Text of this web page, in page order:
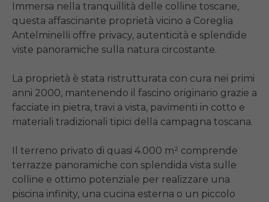
Immersa nella tranquillità delle colline toscane,
questa affascinante proprietà vicino a Coreglia
Antelminelli offre privacy, autenticità e splendide
viste panoramiche sulla natura circostante.
La proprietà è stata ristrutturata con cura nei primi
anni 2000, mantenendo il fascino originario grazie a
facciate in pietra, travi a vista, pavimenti in cotto e
materiali tradizionali tipici della campagna toscana.
Il terreno privato di quasi 4.000 m² comprende
terrazze panoramiche con splendida vista sulle
colline e ottimo potenziale per realizzare una
piscina infinity, una cucina esterna o un piccolo